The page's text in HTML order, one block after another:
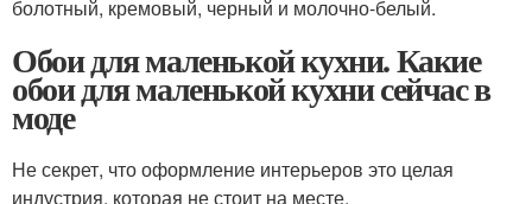
болотный, кремовый, черный и молочно-белый.
Обои для маленькой кухни. Какие
обои для маленькой кухни сейчас в
моде
Не секрет, что оформление интерьеров это целая
индустрия, которая не стоит на месте.